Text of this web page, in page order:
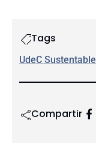
Tags
UdeC Sustentable
Compartir